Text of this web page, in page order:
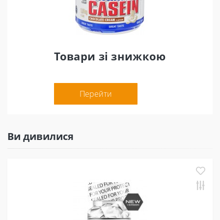
всасывание ингредиентов - более активное действие
NZT Limitless Core Labs. Витамин Е TPGS улучшает
транспортировку и усвоение ингредиентов,
витамин Е является мощным антиоксидантом -
борется со свободными радикалами, улучшает
- усиливает синергизм действия других ингредиентов
NZT Limitless Core Labs Для того, чтобы максимально
увеличить общее количество всех положительных
максимального уровня. Ничто не пропадает! Ваш мозг
будет использовать каждый миллиграмм каждого
блокирует накопление жира - во время учебы или во
время работы уровень жировых отложений в
организме будет уменьшаться! Способ применения: 1 -
2 капсулы утром после пробуждения и, при
необходимости, 1 - 2 капсулы во второй половине дня.
Товари зі знижкою
Перейти
Ви дивилися